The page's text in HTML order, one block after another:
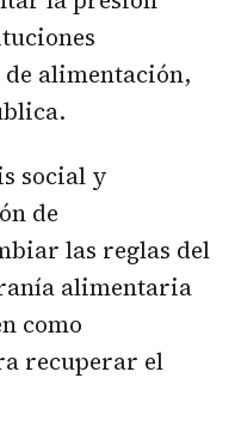
alimentación,
social y
de
las reglas del
alimentaria
como
recuperar el